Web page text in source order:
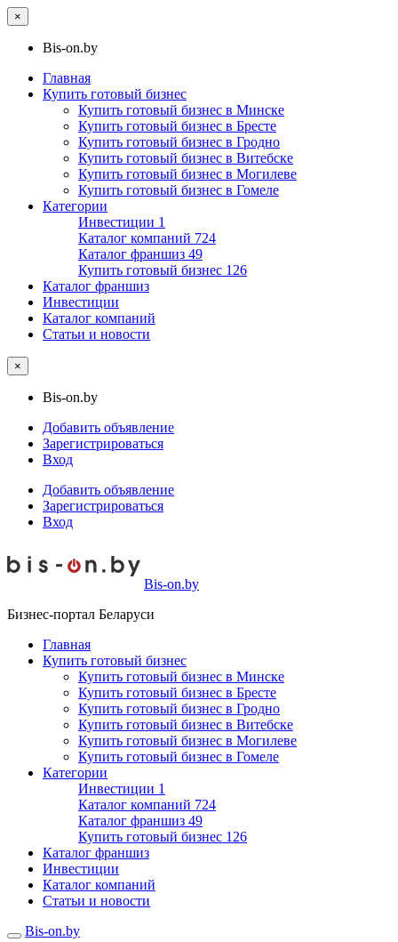
×
Bis-on.by
Главная
Купить готовый бизнес
Купить готовый бизнес в Минске
Купить готовый бизнес в Бресте
Купить готовый бизнес в Гродно
Купить готовый бизнес в Витебске
Купить готовый бизнес в Могилеве
Купить готовый бизнес в Гомеле
Категории
Инвестиции 1
Каталог компаний 724
Каталог франшиз 49
Купить готовый бизнес 126
Каталог франшиз
Инвестиции
Каталог компаний
Статьи и новости
×
Bis-on.by
Добавить объявление
Зарегистрироваться
Вход
Добавить объявление
Зарегистрироваться
Вход
Bis-on.by
Бизнес-портал Беларуси
Главная
Купить готовый бизнес
Купить готовый бизнес в Минске
Купить готовый бизнес в Бресте
Купить готовый бизнес в Гродно
Купить готовый бизнес в Витебске
Купить готовый бизнес в Могилеве
Купить готовый бизнес в Гомеле
Категории
Инвестиции 1
Каталог компаний 724
Каталог франшиз 49
Купить готовый бизнес 126
Каталог франшиз
Инвестиции
Каталог компаний
Статьи и новости
Bis-on.by